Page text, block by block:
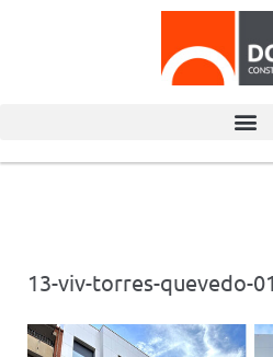
13-viv-torres-quevedo-01